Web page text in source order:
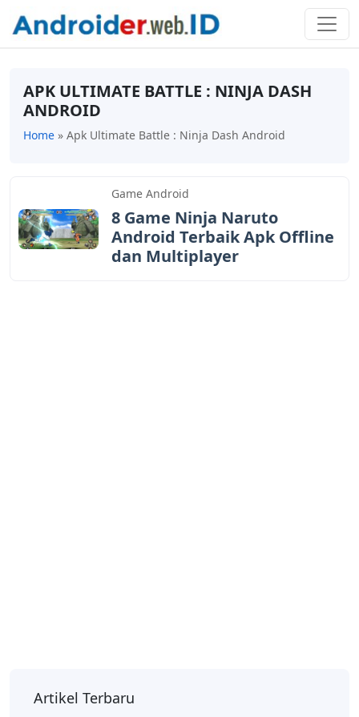
APK ULTIMATE BATTLE : NINJA DASH
ANDROID
Home » Apk Ultimate Battle : Ninja Dash Android
Game Android
8 Game Ninja Naruto
Android Terbaik Apk Offline
dan Multiplayer
Artikel Terbaru